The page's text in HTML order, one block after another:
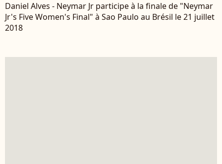
Daniel Alves - Neymar Jr participe à la finale de "Neymar
Jr's Five Women's Final" à Sao Paulo au Brésil le 21 juillet
2018